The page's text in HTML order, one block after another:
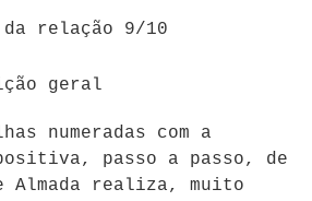
relação 9/10
geral
numeradas com a
passo a passo, de
Almada realiza, muito